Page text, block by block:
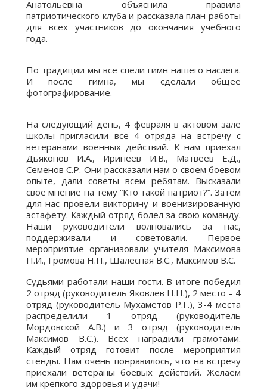
Анатольевна объяснила правила
патриотического клуба и рассказала план работы
для всех участников до окончания учебного
года.
По традиции мы все спели гимн нашего наслега.
И после гимна, мы сделали общее
фотографирование.
На следующий день, 4 февраля в актовом зале
школы пригласили все 4 отряда на встречу с
ветеранами военных действий. К нам приехал
Дьяконов И.А., Иринеев И.В., Матвеев Е.Д.,
Семенов С.Р. Они рассказали нам о своем боевом
опыте, дали советы всем ребятам. Высказали
свое мнение на тему “Кто такой патриот?”. Затем
для нас провели викторину и военизированную
эстафету. Каждый отряд болел за свою команду.
Наши руководители волновались за нас,
поддерживали и советовали. Первое
мероприятие организовали учителя Максимова
П.И., Громова Н.П., Шалесная В.С., Максимов В.С.
Судьями работали наши гости. В итоге победил
2 отряд (руководитель Яковлев Н.Н.), 2 место – 4
отряд (руководитель Мухаметов Р.Г.), 3-4 места
распределили 1 отряд (руководитель
Мордовской А.В.) и 3 отряд (руководитель
Максимов В.С.). Всех наградили грамотами.
Каждый отряд готовит после мероприятия
стенды. Нам очень понравилось, что на встречу
приехали ветераны боевых действий. Желаем
им крепкого здоровья и удачи!